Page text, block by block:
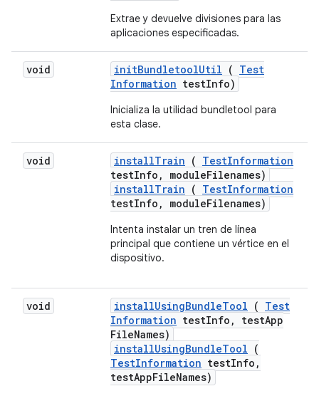
Extrae y devuelve divisiones para las
aplicaciones especificadas.
void initBundletoolUtil ( Test
Information testInfo)
Inicializa la utilidad bundletool para
esta clase.
void installTrain ( TestInformation
testInfo , moduleFilenames)
installTrain ( TestInformation
testInfo, moduleFilenames)
Intenta instalar un tren de línea
principal que contiene un vértice en el
dispositivo.
void installUsingBundleTool ( Test
Information testInfo , testApp
FileNames)
installUsingBundleTool (
TestInformation testInfo,
testAppFileNames)